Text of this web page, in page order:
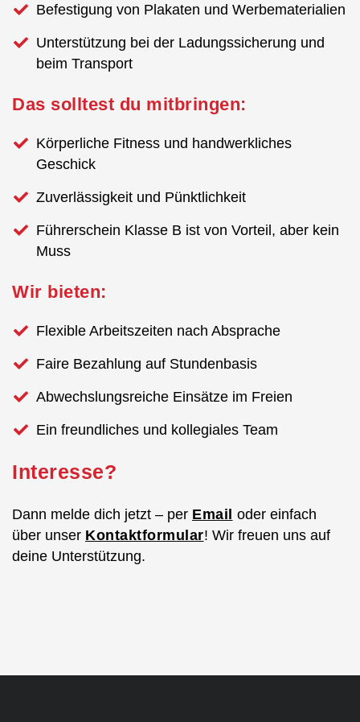
Befestigung von Plakaten und Werbematerialien
Unterstützung bei der Ladungssicherung und
beim Transport
Das solltest du mitbringen:
Körperliche Fitness und handwerkliches
Geschick
Zuverlässigkeit und Pünktlichkeit
Führerschein Klasse B ist von Vorteil, aber kein
Muss
Wir bieten:
Flexible Arbeitszeiten nach Absprache
Faire Bezahlung auf Stundenbasis
Abwechslungsreiche Einsätze im Freien
Ein freundliches und kollegiales Team
Interesse?
Dann melde dich jetzt – per Email oder einfach
über unser Kontaktformular! Wir freuen uns auf
deine Unterstützung.